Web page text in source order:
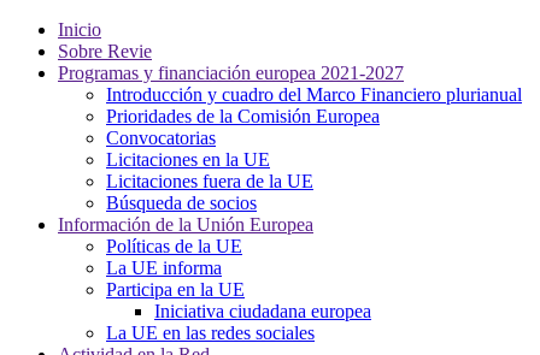
Inicio
Sobre Revie
Programas y financiación europea 2021-2027
Introducción y cuadro del Marco Financiero plurianual
Prioridades de la Comisión Europea
Convocatorias
Licitaciones en la UE
Licitaciones fuera de la UE
Búsqueda de socios
Información de la Unión Europea
Políticas de la UE
La UE informa
Participa en la UE
Iniciativa ciudadana europea
La UE en las redes sociales